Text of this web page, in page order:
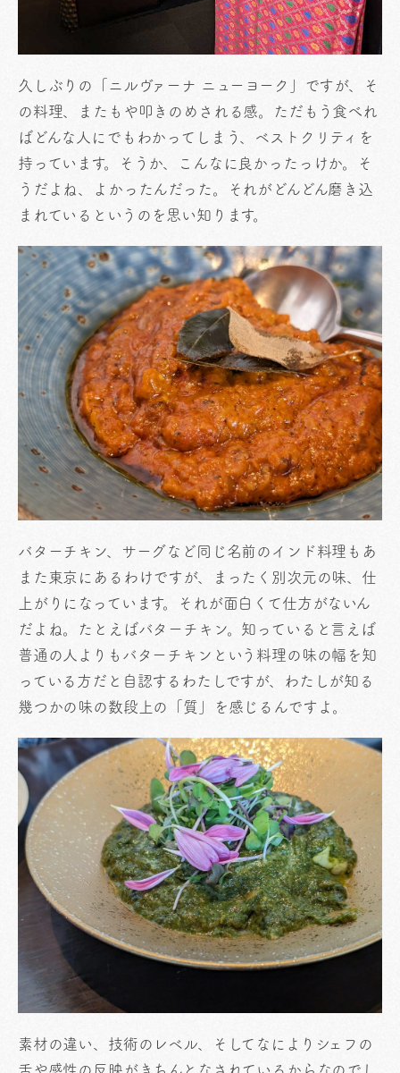
久しぶりの「ニルヴァーナ ニューヨーク」ですが、そ
の料理、またもや叩きのめされる感。ただもう食べれ
ばどんな人にでもわかってしまう、ベストクリティを
持っています。そうか、こんなに良かったっけか。そ
うだよね、よかったんだった。それがどんどん磨き込
まれているというのを思い知ります。
バターチキン、サーグなど同じ名前のインド料理もあ
また東京にあるわけですが、まったく別次元の味、仕
上がりになっています。それが面白くて仕方がないん
だよね。たとえばバターチキン。知っていると言えば
普通の人よりもバターチキンという料理の味の幅を知
っている方だと自認するわたしですが、わたしが知る
幾つかの味の数段上の「質」を感じるんですよ。
素材の違い、技術のレベル、そしてなによりシェフの
舌や感性の反映がきちんとなされているからなのでし